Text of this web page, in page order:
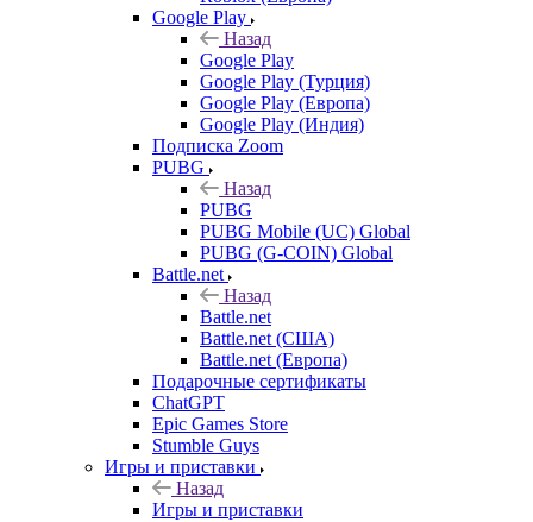
Google Play
Назад
Google Play
Google Play (Турция)
Google Play (Европа)
Google Play (Индия)
Подписка Zoom
PUBG
Назад
PUBG
PUBG Mobile (UC) Global
PUBG (G-COIN) Global
Battle.net
Назад
Battle.net
Battle.net (США)
Battle.net (Европа)
Подарочные сертификаты
ChatGPT
Epic Games Store
Stumble Guys
Игры и приставки
Назад
Игры и приставки